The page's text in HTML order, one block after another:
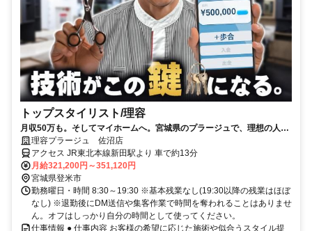
トップスタイリスト/理容
月収50万も。そしてマイホームへ。宮城県のプラージュで、理想の人生
を現実にしませんか？
理容プラージュ 佐沼店
アクセス JR東北本線新田駅より 車で約13分
月給321,200円～351,120円
宮城県登米市
勤務曜日・時間 8:30～19:30 ※基本残業なし(19:30以降の残業はほぼ
なし) ※退勤後にDM送信や集客作業で時間を奪われることはありませ
ん。オフはしっかり自分の時間として使ってください。
仕事情報 ● 仕事内容 お客様の希望に応じた施術や似合うスタイル提